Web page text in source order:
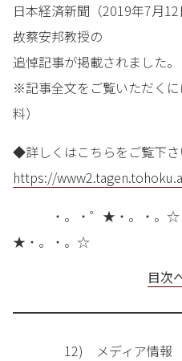
日本経済新聞（2019年7月
故蔡安邦教授の
追悼記事が掲載されました。
※記事全文をご覧いただく
料）
◆詳しくはこちらをご覧下さ
https://
・。・゜★・。・。☆・
★・。・。☆
目次
12) メディア情報